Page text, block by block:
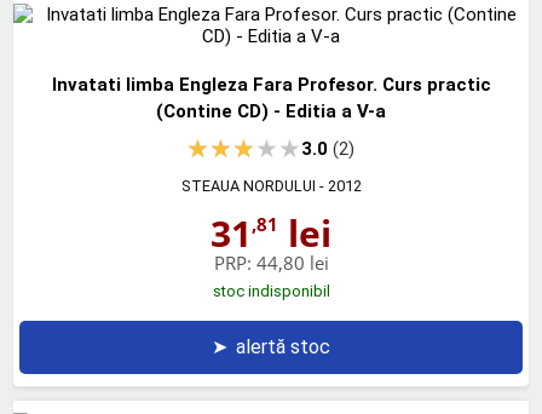
Invatati limba Engleza Fara Profesor. Curs practic
(Contine CD) - Editia a V-a
3.0(2)
STEAUA NORDULUI - 2012
31 ,81 lei
PRP: 44,80 lei
stoc indisponibil
➤ alertă stoc